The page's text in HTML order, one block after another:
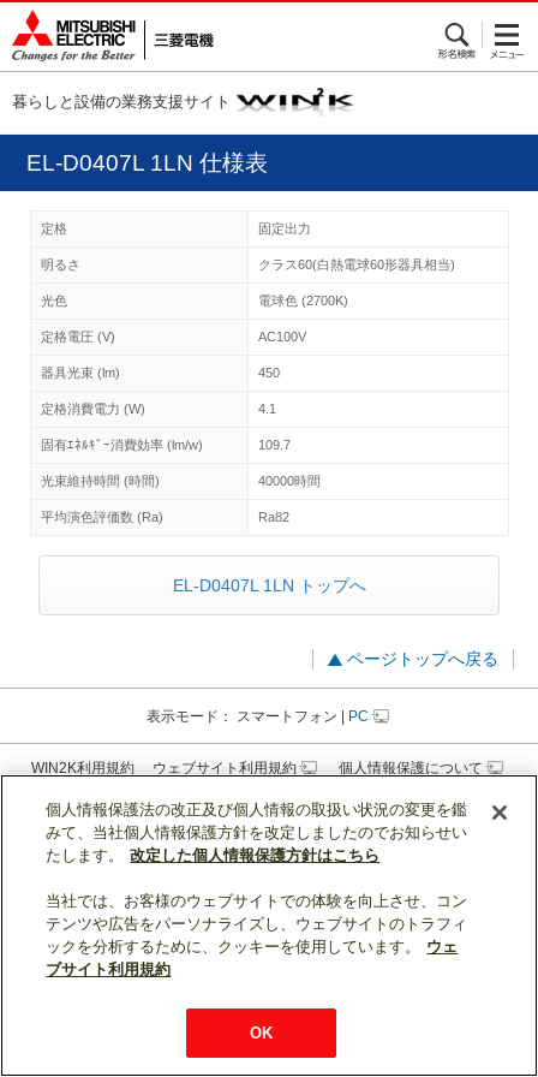
暮らしと設備の業務支援サイト
EL-D0407L 1LN 仕様表
定格 固定出力
明るさ クラス60(白熱電球60形器具相当)
光色 電球色 (2700K)
定格電圧 (V) AC100V
器具光束 (lm) 450
定格消費電力 (W) 4.1
固有ｴﾈﾙｷﾞｰ消費効率 (lm/w) 109.7
光束維持時間 (時間) 40000時間
平均演色評価数 (Ra) Ra82
EL-D0407L 1LN トップへ
ページトップへ戻る
表示モード： スマートフォン PC
WIN2K利用規約 ウェブサイト利用規約
個人情報保護について
個人情報保護法の改正及び個人情報の取扱い状況の変更を鑑
みて、当社個人情報保護方針を改定しましたのでお知らせい
たします。
改定した個人情報保護方針はこちら
当社では、お客様のウェブサイトでの体験を向上させ、コン
テンツや広告をパーソナライズし、ウェブサイトのトラフィ
ックを分析するために、クッキーを使用しています。
ウェ
ブサイト利用規約
OK